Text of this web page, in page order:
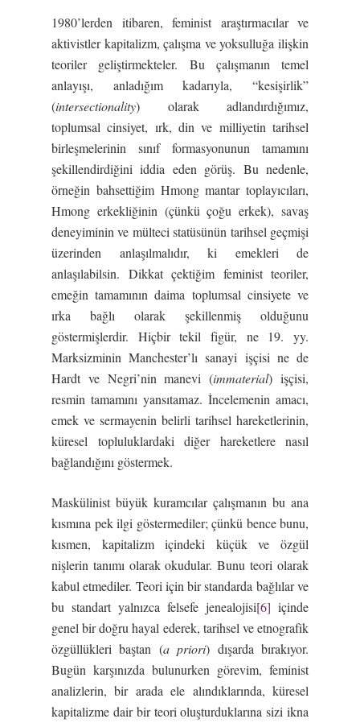
1980’lerden itibaren, feminist araştırmacılar ve
aktivistler kapitalizm, çalışma ve yoksulluğa ilişkin
teoriler geliştirmekteler. Bu çalışmanın temel
anlayışı, anladığım kadarıyla, “kesişirlik”
(intersectionality) olarak adlandırdığımız,
toplumsal cinsiyet, ırk, din ve milliyetin tarihsel
birleşmelerinin sınıf formasyonunun tamamını
şekillendirdiğini iddia eden görüş. Bu nedenle,
örneğin bahsettiğim Hmong mantar toplayıcıları,
Hmong erkekliğinin (çünkü çoğu erkek), savaş
deneyiminin ve mülteci statüsünün tarihsel geçmişi
üzerinden anlaşılmalıdır, ki emekleri de
anlaşılabilsin. Dikkat çektiğim feminist teoriler,
emeğin tamamının daima toplumsal cinsiyete ve
ırka bağlı olarak şekillenmiş olduğunu
göstermişlerdir. Hiçbir tekil figür, ne 19. yy.
Marksizminin Manchester’lı sanayi işçisi ne de
Hardt ve Negri’nin manevi (immaterial) işçisi,
resmin tamamını yansıtamaz. İncelemenin amacı,
emek ve sermayenin belirli tarihsel hareketlerinin,
küresel topluluklardaki diğer hareketlere nasıl
bağlandığını göstermek.
Maskülinist büyük kuramcılar çalışmanın bu ana
kısmına pek ilgi göstermediler; çünkü bence bunu,
kısmen, kapitalizm içindeki küçük ve özgül
nişlerin tanımı olarak okudular. Bunu teori olarak
kabul etmediler. Teori için bir standarda bağlılar ve
bu standart yalnızca felsefe jenealojisi[6] içinde
genel bir doğru hayal ederek, tarihsel ve etnografik
özgüllükleri baştan (a priori) dışarda bırakıyor.
Bugün karşınızda bulunurken görevim, feminist
analizlerin, bir arada ele alındıklarında, küresel
kapitalizme dair bir teori oluşturduklarına sizi ikna